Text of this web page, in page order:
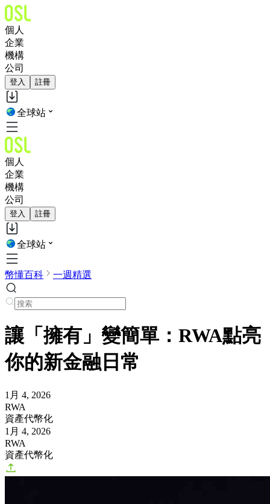
個人
企業
機構
公司
登入 註冊
全球站
個人
企業
機構
公司
登入 註冊
全球站
幣懂百科 一週精選
讓「擁有」變簡單：RWA點亮
你的新金融日常
1月 4, 2026
RWA
資產代幣化
1月 4, 2026
RWA
資產代幣化